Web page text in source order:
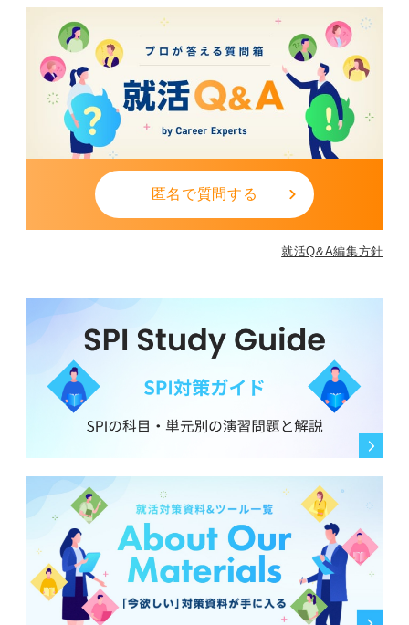
では、職業訓練が学歴などが関係なく、ブランクがある
人にとっても非常に良い制度だと思います。ハローワー
クなどで積極的に受けてもらうと良いでしょう。
匿名で質問する
就活Q&A編集方針